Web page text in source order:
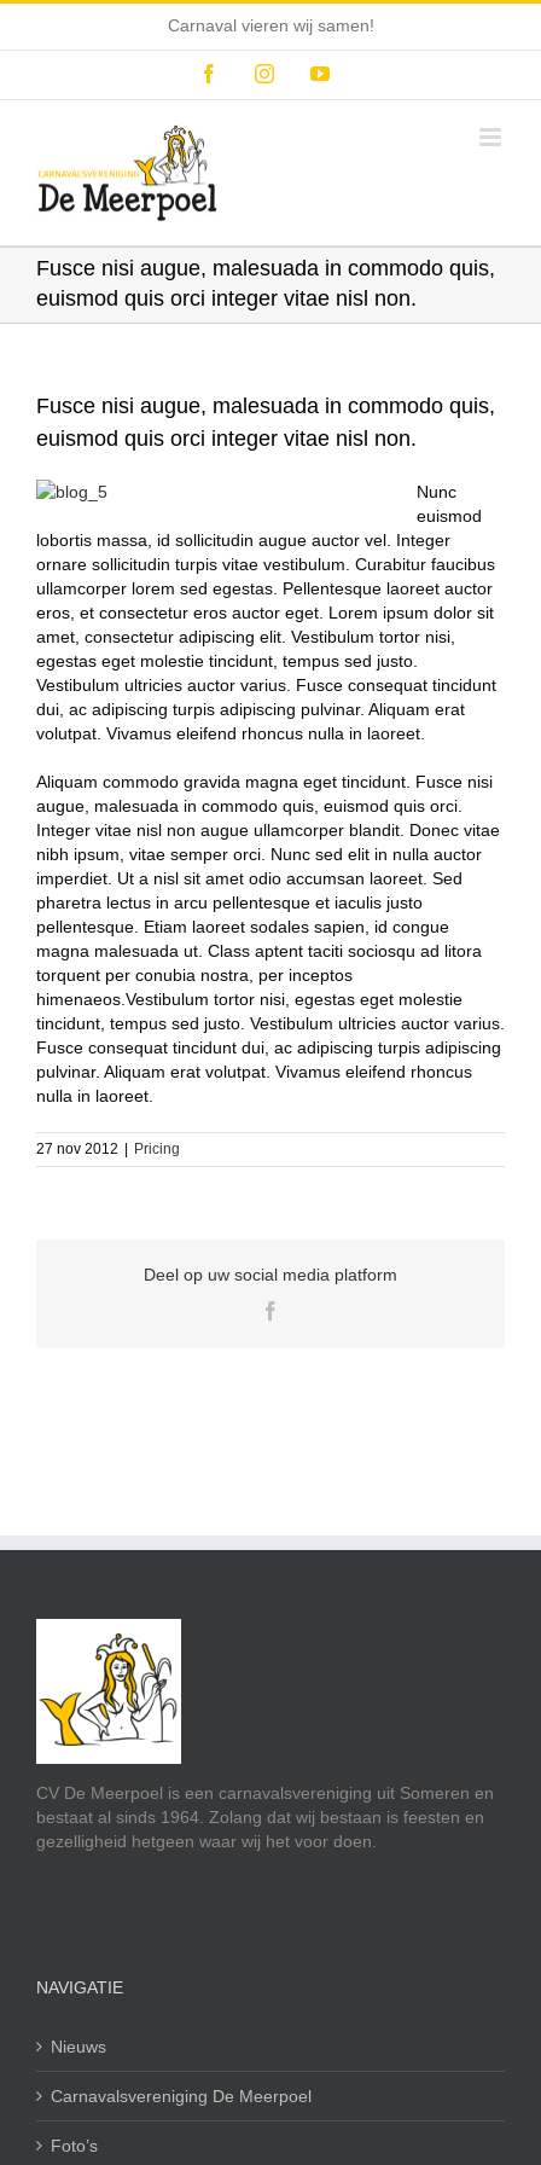
Carnaval vieren wij samen!
FacebookInstagramYouTube
Fusce nisi augue, malesuada in commodo quis,
euismod quis orci integer vitae nisl non.
Fusce nisi augue, malesuada in commodo quis,
euismod quis orci integer vitae nisl non.
Nunc
euismod
lobortis massa, id sollicitudin augue auctor vel. Integer
ornare sollicitudin turpis vitae vestibulum. Curabitur faucibus
ullamcorper lorem sed egestas. Pellentesque laoreet auctor
eros, et consectetur eros auctor eget. Lorem ipsum dolor sit
amet, consectetur adipiscing elit. Vestibulum tortor nisi,
egestas eget molestie tincidunt, tempus sed justo.
Vestibulum ultricies auctor varius. Fusce consequat tincidunt
dui, ac adipiscing turpis adipiscing pulvinar. Aliquam erat
volutpat. Vivamus eleifend rhoncus nulla in laoreet.
Aliquam commodo gravida magna eget tincidunt. Fusce nisi
augue, malesuada in commodo quis, euismod quis orci.
Integer vitae nisl non augue ullamcorper blandit. Donec vitae
nibh ipsum, vitae semper orci. Nunc sed elit in nulla auctor
imperdiet. Ut a nisl sit amet odio accumsan laoreet. Sed
pharetra lectus in arcu pellentesque et iaculis justo
pellentesque. Etiam laoreet sodales sapien, id congue
magna malesuada ut. Class aptent taciti sociosqu ad litora
torquent per conubia nostra, per inceptos
himenaeos.Vestibulum tortor nisi, egestas eget molestie
tincidunt, tempus sed justo. Vestibulum ultricies auctor varius.
Fusce consequat tincidunt dui, ac adipiscing turpis adipiscing
pulvinar. Aliquam erat volutpat. Vivamus eleifend rhoncus
nulla in laoreet.
27 nov 2012 Pricing
Deel op uw social media platform
CV De Meerpoel is een carnavalsvereniging uit Someren en
bestaat al sinds 1964. Zolang dat wij bestaan is feesten en
gezelligheid hetgeen waar wij het voor doen.
NAVIGATIE
Nieuws
Carnavalsvereniging De Meerpoel
Foto’s